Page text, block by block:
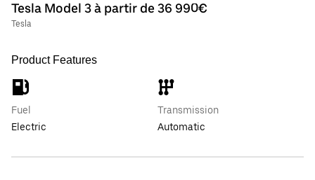
Tesla Model 3 à partir de 36 990€
Tesla
Product Features
Fuel
Electric
Transmission
Automatic